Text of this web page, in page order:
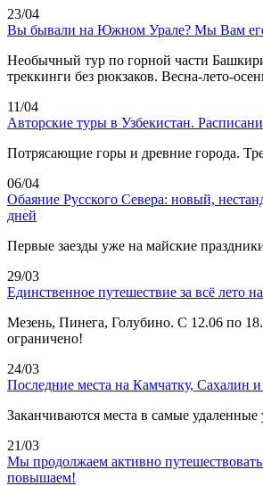
23/04
Вы бывали на Южном Урале? Мы Вам
Необычный тур по горной части
треккинги без рюкзаков. Весна-лето-
11/04
Авторские туры в Узбекистан.
Потрясающие горы и древние города.
06/04
Обаяние Русского Севера: новый,
дней
Первые заезды уже на майские
29/03
Единственное путешествие за всё лето
Мезень, Пинега, Голубино. С 12.06 по
ограничено!
24/03
Последние места на Камчатку, Сахалин
Заканчиваются места в самые удаленные
21/03
Мы продолжаем активно
повышаем!